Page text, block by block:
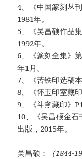
4、《中国篆刻丛
1981年。
5、《吴昌硕作品
1992年。
6、《篆刻全集》
年1月。
7、《苦铁印选稿
8、《怀玉印室藏
9、《斗盦藏印》
10、《吴昌硕金
出版，2015年。
吴昌硕：
（1844-